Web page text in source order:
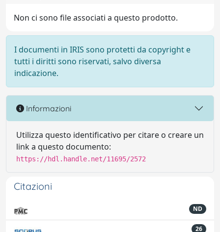
Non ci sono file associati a questo prodotto.
I documenti in IRIS sono protetti da copyright e
tutti i diritti sono riservati, salvo diversa
indicazione.
Informazioni
Utilizza questo identificativo per citare o creare un
link a questo documento:
https://hdl.handle.net/11695/2572
Citazioni
ND
26